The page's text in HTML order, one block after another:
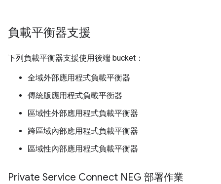
負載平衡器支援
下列負載平衡器支援使用後端 bucket：
全域外部應用程式負載平衡器
傳統版應用程式負載平衡器
區域性外部應用程式負載平衡器
跨區域內部應用程式負載平衡器
區域性內部應用程式負載平衡器
Private Service Connect NEG 部署作業